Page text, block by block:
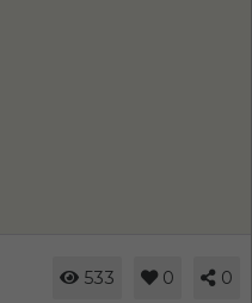
533 0 0